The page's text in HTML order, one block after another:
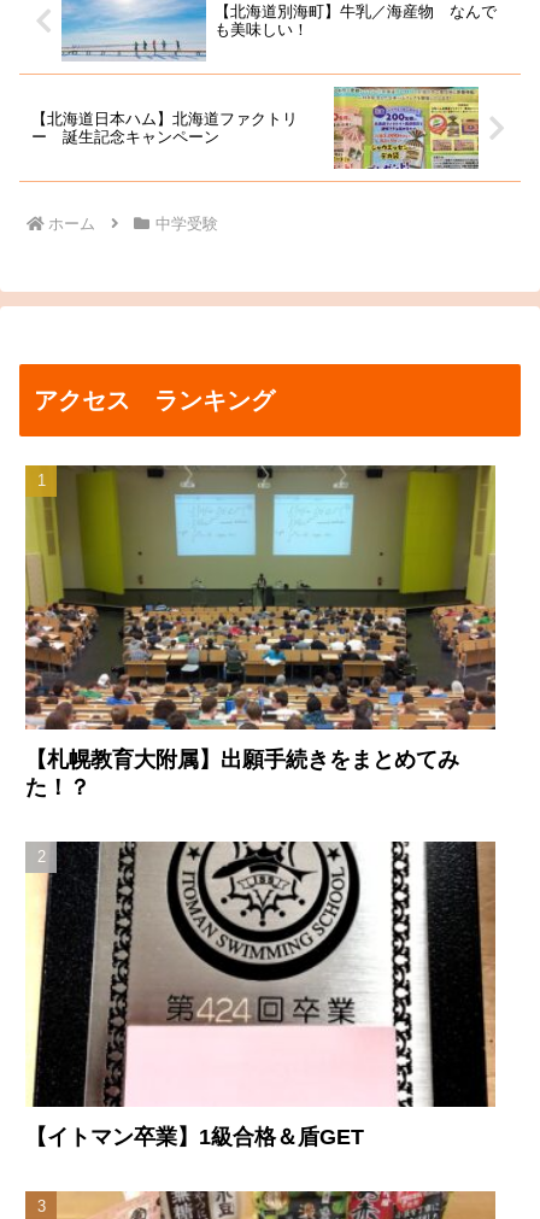
【北海道別海町】牛乳／海産物 なんで
も美味しい！
【北海道日本ハム】北海道ファクトリ
ー 誕生記念キャンペーン
ホーム 中学受験
アクセス ランキング
【札幌教育大附属】出願手続きをまとめてみ
た！？
【イトマン卒業】1級合格＆盾GET